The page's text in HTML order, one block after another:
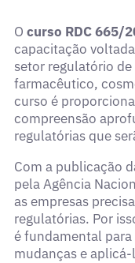
O curso RDC 665/
capacitação
setor regulatório
farmacêutico,
curso é
compreensão
regulatórias que
Com a publicação
pela Agência
as empresas
regulatórias. Por
é fundamental
mudanças e aplicá-